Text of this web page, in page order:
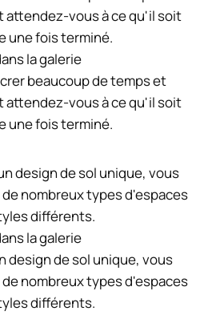
la galerie
beaucoup de temps et
attendez-vous à ce qu'il soit
une fois terminé.
la galerie
design de sol unique, vous
nombreux types d'espaces
différents.